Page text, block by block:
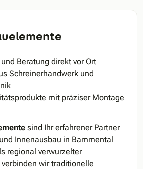
Beratung direkt vor Ort
Schreinerhandwerk und
mit präziser Montage
sind Ihr erfahrener Partner
Innenausbau in Bammental
regional verwurzelter
wir traditionelle